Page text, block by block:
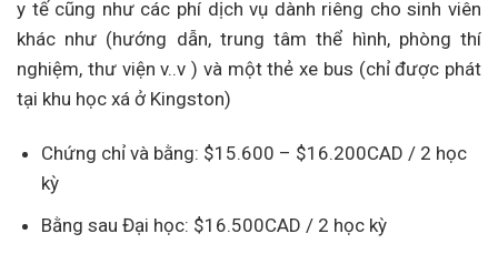
y tế cũng như các phí dịch vụ dành riêng cho sinh viên
khác như (hướng dẫn, trung tâm thể hình, phòng thí
nghiệm, thư viện v..v ) và một thẻ xe bus (chỉ được phát
tại khu học xá ở Kingston)
Chứng chỉ và bằng: $15.600 – $16.200CAD / 2 học
kỳ
Bằng sau Đại học: $16.500CAD / 2 học kỳ